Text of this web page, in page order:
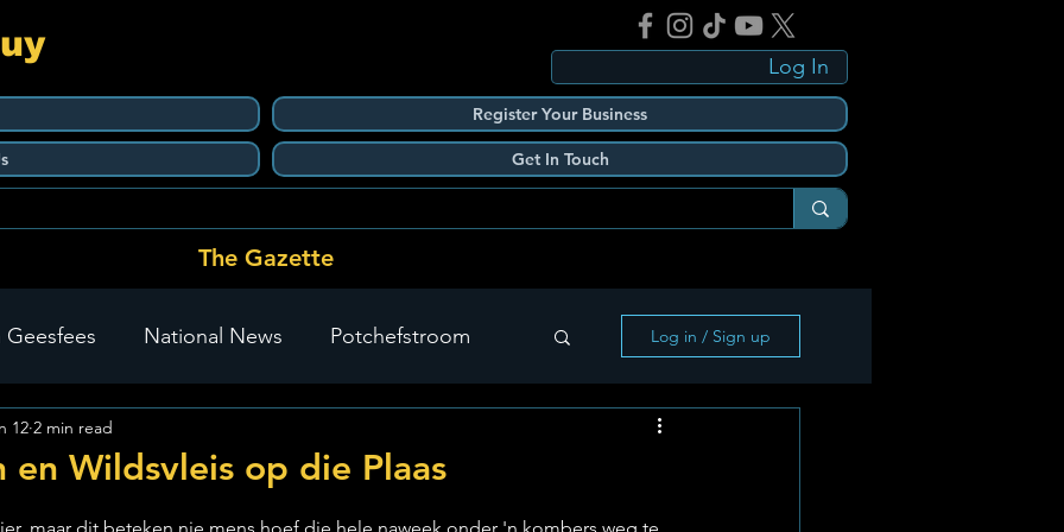
Log In
Register Your Business
Get In Touch
The Gazette
Geesfees National News Potchefstroom
Carletonville
Log in / Sign up
en Wildsvleis op die Plaas
12 2 min read